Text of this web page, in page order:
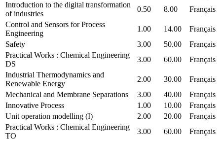
Introduction to the digital transformation
of industries
0.50 8.00
Français
Control and Sensors for Process
Engineering
1.00 14.00
Français
Safety
3.00 50.00
Français
Practical Works : Chemical Engineering
DS
3.00 60.00
Français
Industrial Thermodynamics and
Renewable Energy
2.00 30.00
Français
Mechanical and Membrane Separations
3.00 40.00
Français
Innovative Process
1.00 10.00
Français
Unit operation modelling (I)
2.00 20.00
Français
Practical Works : Chemical Engineering
TO
3.00 60.00 Français